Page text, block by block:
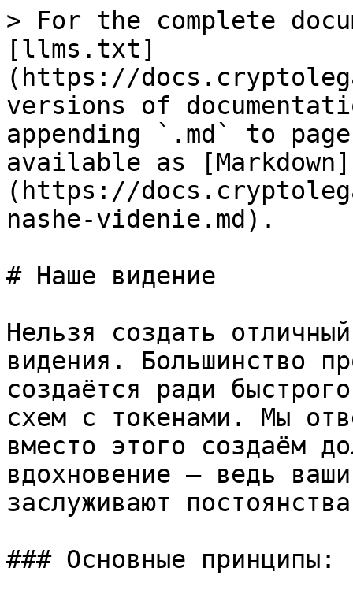
> For the complete
[llms.txt]
(https://
versions of
appending `.md` to
available as [Markdown]
(https://
nashe-videnie.md).
# Наше видение
Нельзя создать
видения. Большинство
создаётся ради
схем с токенами. Мы
вместо этого создаём
вдохновение — ведь
заслуживают
### Основные принципы: